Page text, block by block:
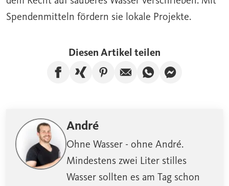
Spendenmitteln fördern sie lokale Projekte.
Diesen Artikel teilen
Artikel auf Facebook teilen
Artikel auf Xing teilen
Artikel auf Pinterest
Artikel per E-Mail
Artikel über
Artikel
André
Ohne Wasser - ohne André.
Mindestens zwei Liter stilles
Wasser sollten es am Tag schon